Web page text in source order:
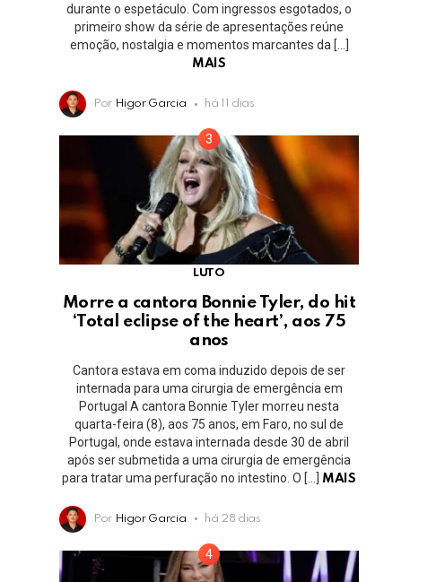
durante o espetáculo. Com ingressos esgotados, o
primeiro show da série de apresentações reúne
emoção, nostalgia e momentos marcantes da […]
MAIS
Por Higor Garcia há 11 dias
LUTO
Morre a cantora Bonnie Tyler, do hit
‘Total eclipse of the heart’, aos 75
anos
Cantora estava em coma induzido depois de ser
internada para uma cirurgia de emergência em
Portugal A cantora Bonnie Tyler morreu nesta
quarta-feira (8), aos 75 anos, em Faro, no sul de
Portugal, onde estava internada desde 30 de abril
após ser submetida a uma cirurgia de emergência
para tratar uma perfuração no intestino. O […]
MAIS
Por Higor Garcia há 28 dias